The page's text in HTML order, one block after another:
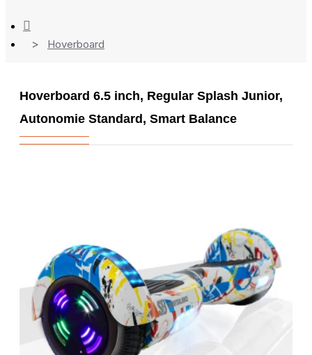
Hoverboard
Hoverboard 6.5 inch, Regular Splash Junior,
Autonomie Standard, Smart Balance